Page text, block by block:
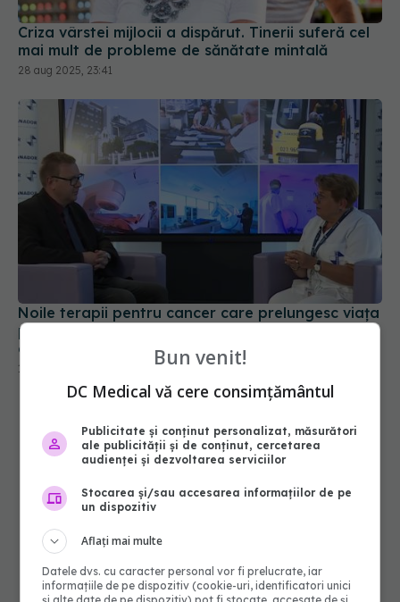
Criza vârstei mijlocii a dispărut. Tinerii suferă cel
mai mult de probleme de sănătate mintală
28 aug 2025, 23:41
Noile terapii pentru cancer care prelungesc viața
pacienților. Conf. univ. dr. Lucia Stănculeanu
explică
17 sep 2025, 19:25 Bun venit!
DC Medical vă cere consimțământul
Publicitate și conținut personalizat, măsurători
ale publicității și de conținut, cercetarea
audienței și dezvoltarea serviciilor
Stocarea și/sau accesarea informațiilor de pe
un dispozitiv
Aflați mai multe
Datele dvs. cu caracter personal vor fi prelucrate, iar
informațiile de pe dispozitiv (cookie-uri, identificatori unici